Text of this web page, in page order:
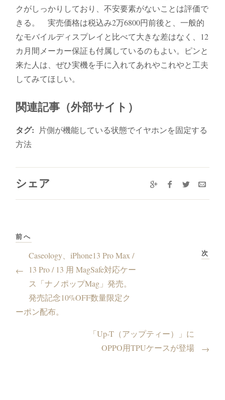
クがしっかりしており、不安要素がないことは評価で
きる。 実売価格は税込み2万6800円前後と、一般的
なモバイルディスプレイと比べて大きな差はなく、12
カ月間メーカー保証も付属しているのもよい。ピンと
来た人は、ぜひ実機を手に入れてあれやこれやと工夫
してみてほしい。
関連記事（外部サイト）
タグ:
片側が機能している状態でイヤホンを固定する
方法
シェア
前へ
←
Caseology、iPhone13 Pro Max /
13 Pro / 13 用 MagSafe対応ケー
ス「ナノポップMag」発売。
発売記念10%OFF数量限定ク
ーポン配布。
次
「Up-T（アップティー）」に
OPPO用TPUケースが登場
→